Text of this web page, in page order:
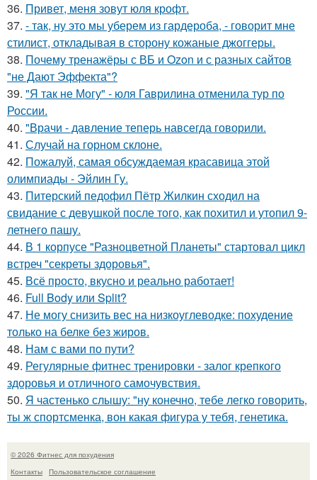
36. Привет, меня зовут юля крофт.
37. - так, ну это мы уберем из гардероба, - говорит мне
стилист, откладывая в сторону кожаные джоггеры.
38. Почему тренажёры с ВБ и Ozon и с разных сайтов
"не Дают Эффекта"?
39. "Я так не Могу" - юля Гаврилина отменила тур по
России.
40. "Врачи - давление теперь навсегда говорили.
41. Случай на горном склоне.
42. Пожалуй, самая обсуждаемая красавица этой
олимпиады - Эйлин Гу.
43. Питерский педофил Пётр Жилкин сходил на
свидание с девушкой после того, как похитил и утопил 9-
летнего пашу.
44. В 1 корпусе "Разноцветной Планеты" стартовал цикл
встреч "секреты здоровья".
45. Всё просто, вкусно и реально работает!
46. Full Body или Split?
47. Не могу снизить вес на низкоуглеводке: похудение
только на белке без жиров.
48. Нам с вами по пути?
49. Регулярные фитнес тренировки - залог крепкого
здоровья и отличного самочувствия.
50. Я частенько слышу: "ну конечно, тебе легко говорить,
ты ж спортсменка, вон какая фигура у тебя, генетика.
© 2026 Фитнес для похудения
Контакты
Пользовательское соглашение